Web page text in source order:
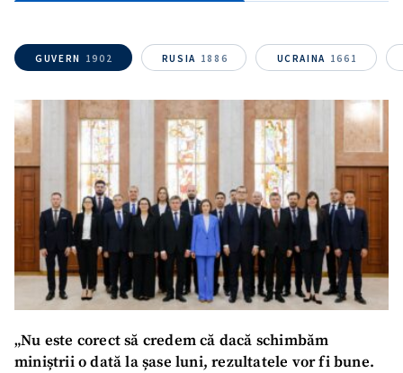
GUVERN 1902 RUSIA 1886 UCRAINA 1661
„Nu este corect să credem că dacă schimbăm
miniștrii o dată la șase luni, rezultatele vor fi bune.